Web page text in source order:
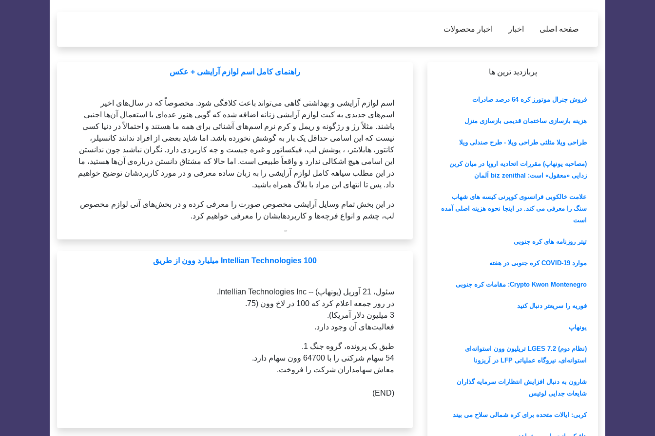
صفحه اصلی اخبار اخبار محصولات
پربازدید ترین ها
فروش جنرال موتورز کره 64 درصد صادرات
هزینه بازسازی ساختمان قدیمی بازسازی منزل
طراحی ویلا مثلثی طراحی ویلا - طرح صندلی ویلا
(مصاحبه یونهاپ) مقررات اتحادیه اروپا در میان کربن
زدایی «معقول» است: biz zenithal آلمان
علامت خالکوبی فرانسوی کوپرنی کیسه های شهاب
سنگ را معرفی می کند. در اینجا نحوه هزینه اصلی آمده
است
تیتر روزنامه های کره جنوبی
موارد COVID-19 کره جنوبی در هفته
Crypto Kwon Montenegro: مقامات کره جنوبی
فوریه را سریعتر دنبال کنید
یونهاپ
(نظام دوم) LGES 7.2 تریلیون وون استوانه‌ای
استوانه‌ای، نیروگاه عملیاتی LFP در آریزونا
شارون به دنبال افزایش انتظارات سرمایه گذاران
شایعات جدایی لوئیس
کربی: ایالات متحده برای کره شمالی سلاح می بیند
راهنمای کامل اسم لوازم آرایشی + عکس
اسم لوازم آرایشی و بهداشتی گاهی می‌تواند باعث کلافگی شود. مخصوصاً که در سال‌های اخیر
اسم‌های جدیدی به کیت لوازم آرایشی زنانه اضافه شده که گویی هنوز عده‌ای با استعمال آن‌ها اجنبی
باشند. مثلاً رژ و رژگونه و ریمل و کرم نرم اسم‌های آشنائی برای همه ما هستند و احتمالاً در دنیا کسی
نیست که این اسامی حداقل یک بار به گوشش نخورده باشد. اما شاید بعضی از افراد ندانند کانسیلر،
کانتور، هایلایتر، ، پوشش لب، فیکساتور و غیره چیست و چه کاربردی دارد. نگران نباشید چون ندانستن
این اسامی هیچ اشکالی ندارد و واقعاً طبیعی است. اما حالا که مشتاق دانستن درباره‌ی آن‌ها هستید، ما
در این مطلب سیاهه کامل لوازم آرایشی را به زبان ساده معرفی و در مورد کاربردشان توضیح خواهیم
داد. پس تا انتهای این مراد با بلاگ همراه باشید.
در این بخش تمام وسایل آرایشی مخصوص صورت را معرفی کرده و در بخش‌های آتی لوازم مخصوص
لب، چشم و انواع فرچه‌ها و کاربردهایشان را معرفی خواهیم کرد.
Intellian Technologies 100 میلیارد وون از طریق
سئول، 21 آوریل (یونهاپ) -- Intellian Technologies Inc.
در روز جمعه اعلام کرد که 100 در لاخ وون (75.
3 میلیون دلار آمریکا).
فعالیت‌های آن وجود دارد.
طبق یک پرونده، گروه جنگ 1.
54 سهام شرکتی را با 64700 وون سهام دارد.
معاش سهامداران شرکت را فروخت.
(END)